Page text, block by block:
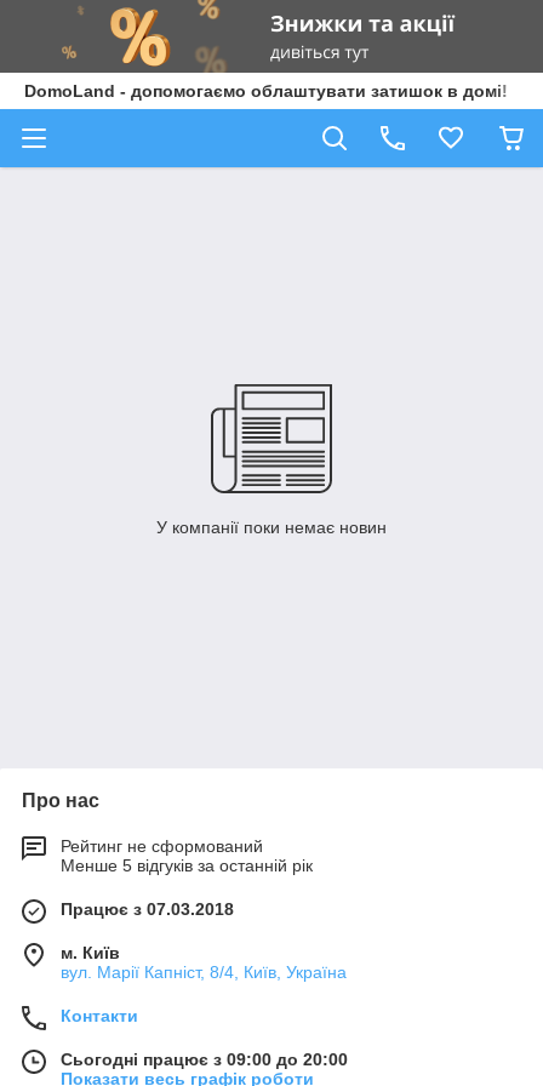
DomoLand - допомогаємо облаштувати затишок в домі!
У компанії поки немає новин
Про нас
Рейтинг не сформований
Менше 5 відгуків за останній рік
Працює з 07.03.2018
м. Київ
вул. Марії Капніст, 8/4, Київ, Україна
Контакти
Сьогодні працює з 09:00 до 20:00
Показати весь графік роботи